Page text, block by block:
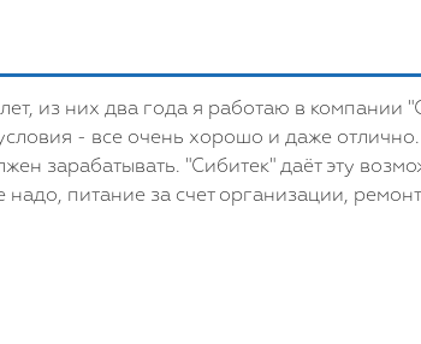
из них два года я работаю в компании
- все очень хорошо и даже
зарабатывать. "Сибитек" даёт эту
питание за счет организации,